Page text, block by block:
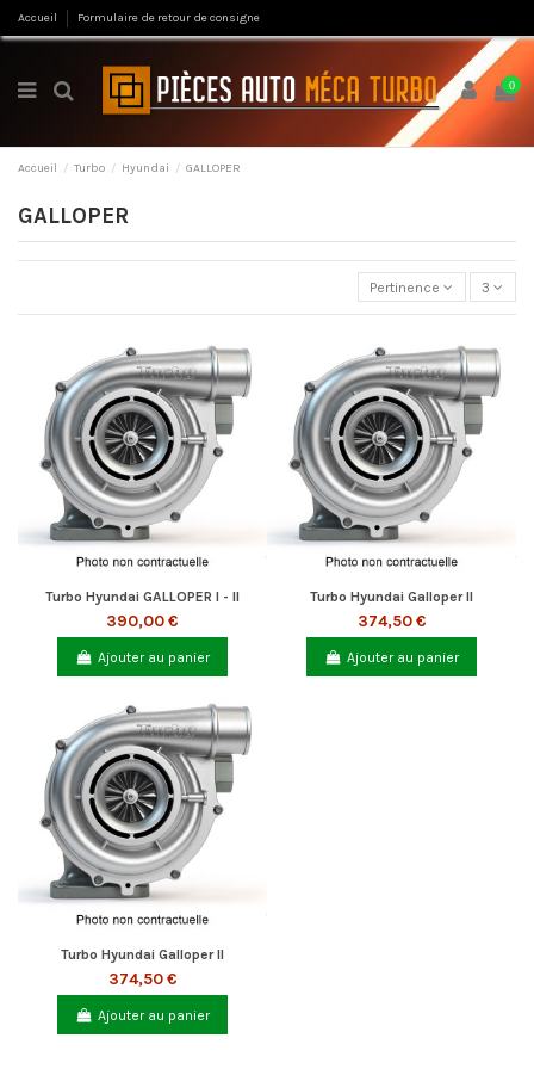
Accueil Formulaire de retour de consigne
0
Accueil Turbo Hyundai GALLOPER
GALLOPER
Pertinence 3
Turbo Hyundai GALLOPER I - II
390,00 €
Ajouter au panier
Turbo Hyundai Galloper II
374,50 €
Ajouter au panier
Turbo Hyundai Galloper II
374,50 €
Ajouter au panier